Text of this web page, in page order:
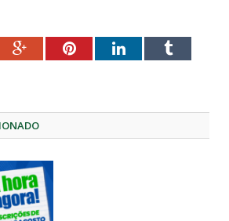
Google+PinterestLinkedInTumblr